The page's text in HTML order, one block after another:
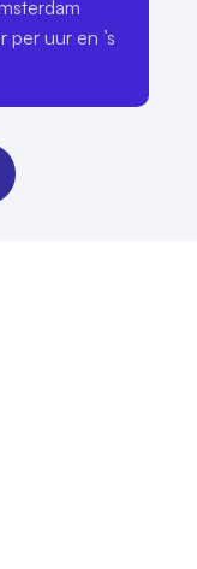
15 minuten
Met 1000
dat
denkt
uur en ’s